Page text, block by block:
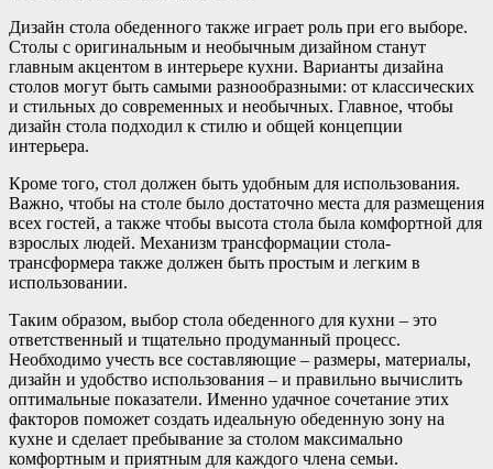
Дизайн стола обеденного также играет роль при его выборе.
Столы с оригинальным и необычным дизайном станут
главным акцентом в интерьере кухни. Варианты дизайна
столов могут быть самыми разнообразными: от классических
и стильных до современных и необычных. Главное, чтобы
дизайн стола подходил к стилю и общей концепции
интерьера.
Кроме того, стол должен быть удобным для использования.
Важно, чтобы на столе было достаточно места для размещения
всех гостей, а также чтобы высота стола была комфортной для
взрослых людей. Механизм трансформации стола-
трансформера также должен быть простым и легким в
использовании.
Таким образом, выбор стола обеденного для кухни – это
ответственный и тщательно продуманный процесс.
Необходимо учесть все составляющие – размеры, материалы,
дизайн и удобство использования – и правильно вычислить
оптимальные показатели. Именно удачное сочетание этих
факторов поможет создать идеальную обеденную зону на
кухне и сделает пребывание за столом максимально
комфортным и приятным для каждого члена семьи.